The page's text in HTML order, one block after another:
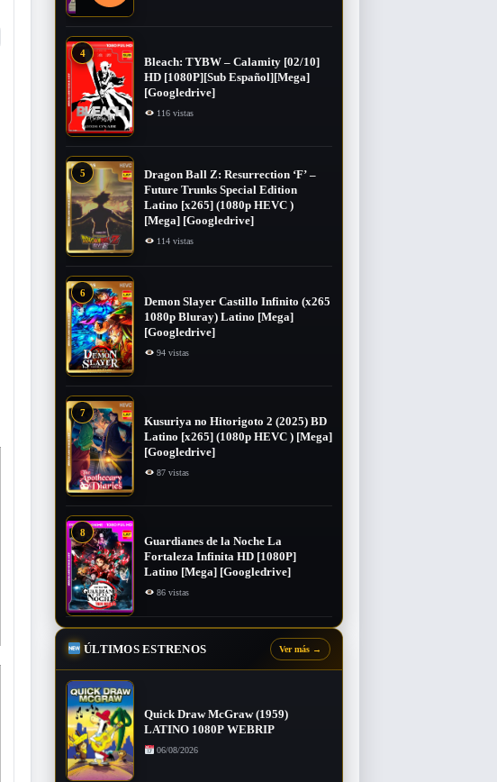
4
Bleach: TYBW – Calamity [02/10]
HD [1080P][Sub Español][Mega]
[Googledrive]
116 vistas
5
Dragon Ball Z: Resurrection ‘F’ –
Future Trunks Special Edition
Latino [x265] (1080p HEVC )
[Mega] [Googledrive]
114 vistas
6
Demon Slayer Castillo Infinito (x265
1080p Bluray) Latino [Mega]
[Googledrive]
94 vistas
7
Kusuriya no Hitorigoto 2 (2025) BD
Latino [x265] (1080p HEVC ) [Mega]
[Googledrive]
87 vistas
8
Guardianes de la Noche La
Fortaleza Infinita HD [1080P]
Latino [Mega] [Googledrive]
86 vistas
ÚLTIMOS ESTRENOS Ver más →
Quick Draw McGraw (1959)
LATINO 1080P WEBRIP
06/08/2026